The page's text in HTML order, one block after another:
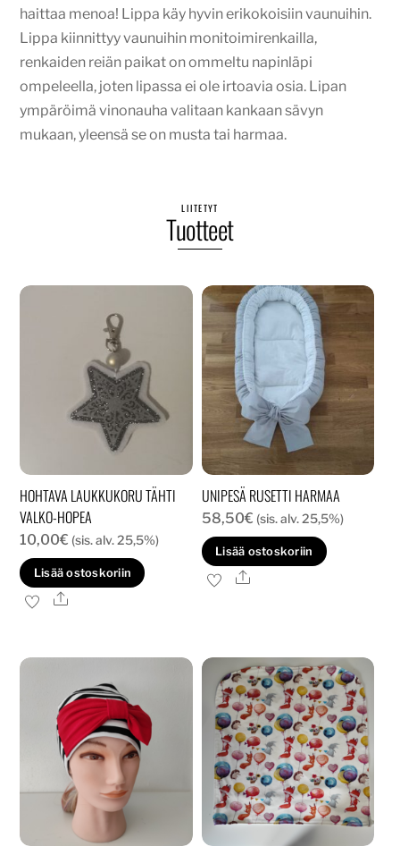
haittaa menoa! Lippa käy hyvin erikokoisiin vaunuihin.
Lippa kiinnittyy vaunuihin monitoimirenkailla,
renkaiden reiän paikat on ommeltu napinläpi
ompeleella, joten lipassa ei ole irtoavia osia. Lipan
ympäröimä vinonauha valitaan kankaan sävyn
mukaan, yleensä se on musta tai harmaa.
LIITETYT
Tuotteet
HOHTAVA LAUKKUKORU TÄHTI
VALKO-HOPEA
10,00€ (sis. alv. 25,5%)
Lisää ostoskoriin
Ale
UNIPESÄ RUSETTI HARMAA
58,50€ (sis. alv. 25,5%)
Lisää ostoskoriin
Ale